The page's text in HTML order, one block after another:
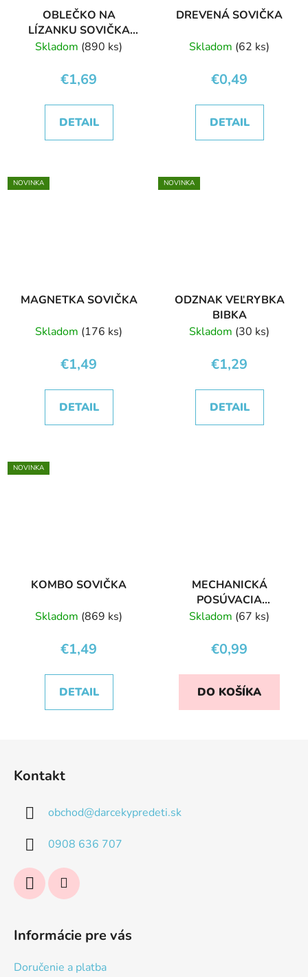
OBLEČKO NA
LÍZANKU SOVIČKA
VILMA
Skladom (890 ks)
€1,69
DETAIL
DREVENÁ SOVIČKA
Skladom (62 ks)
€0,49
DETAIL
NOVINKA
MAGNETKA SOVIČKA
Skladom (176 ks)
€1,49
DETAIL
NOVINKA
ODZNAK VEĽRYBKA
BIBKA
Skladom (30 ks)
€1,29
DETAIL
NOVINKA
KOMBO SOVIČKA
Skladom (869 ks)
€1,49
DETAIL
MECHANICKÁ
POSÚVACIA
CERUZKA SOVIČKA
Skladom (67 ks)
€0,99
DO KOŠÍKA
Kontakt
obchod@darcekypredeti.sk
0908 636 707
Informácie pre vás
Doručenie a platba